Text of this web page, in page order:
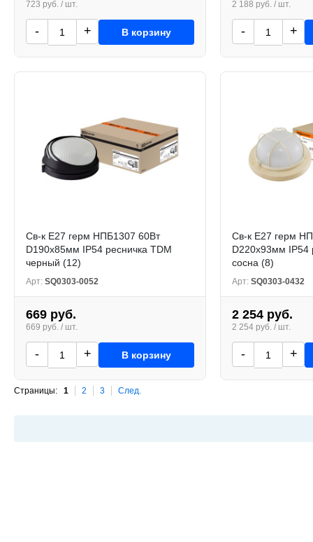
723 руб. / шт.
- + В корзину
2 188 руб. / шт.
- +
Св-к Е27 герм НПБ1307 60Вт
D190x85мм IP54 ресничка TDM
черный (12)
Арт: SQ0303-0052
669 руб.
669 руб. / шт.
- + В корзину
Св-к Е27 герм
D220x93мм IP54
сосна (8)
Арт: SQ0303-0432
2 254 руб.
2 254 руб. / шт.
- +
Страницы: 1 2 3 След.